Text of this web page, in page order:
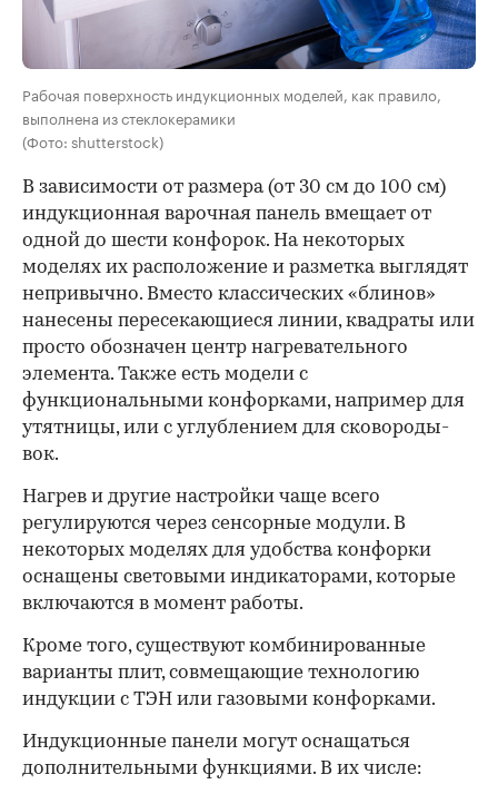
Рабочая поверхность индукционных моделей, как правило,
выполнена из стеклокерамики
(Фото: shutterstock)
В зависимости от размера (от 30 см до 100 см)
индукционная варочная панель вмещает от
одной до шести конфорок. На некоторых
моделях их расположение и разметка выглядят
непривычно. Вместо классических «блинов»
нанесены пересекающиеся линии, квадраты или
просто обозначен центр нагревательного
элемента. Также есть модели с
функциональными конфорками, например для
утятницы, или с углублением для сковороды-
вок.
Нагрев и другие настройки чаще всего
регулируются через сенсорные модули. В
некоторых моделях для удобства конфорки
оснащены световыми индикаторами, которые
включаются в момент работы.
Кроме того, существуют комбинированные
варианты плит, совмещающие технологию
индукции с ТЭН или газовыми конфорками.
Индукционные панели могут оснащаться
дополнительными функциями. В их числе: